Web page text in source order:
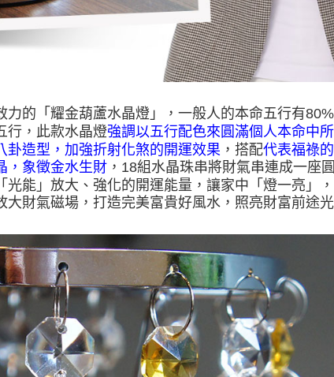
的「耀金葫蘆水晶燈」，一般人的本命五行有
行，此款水晶燈強調以五行配色來圓滿個人本命中
卦造型，加強折射化煞的開運效果 ，搭配代表福祿
，象徵金水生財 ，18組水晶珠串將財氣串連成一座
能」放大、強化的開運能量，讓家中「燈一亮」
財氣磁場，打造完美富貴好風水，照亮財富前途光